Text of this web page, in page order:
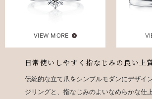
VIEW MORE
日常使いしやすく指なじみの良い上
伝統的な立て爪をシンプルモダンにデザイ
ジリングと、指なじみのよいなめらかな仕